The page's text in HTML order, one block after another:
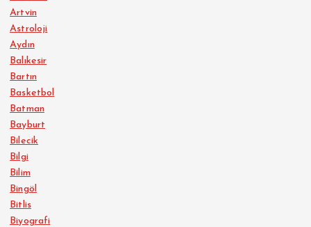
Artvin
Astroloji
Aydın
Balıkesir
Bartın
Basketbol
Batman
Bayburt
Bilecik
Bilgi
Bilim
Bingöl
Bitlis
Biyografi